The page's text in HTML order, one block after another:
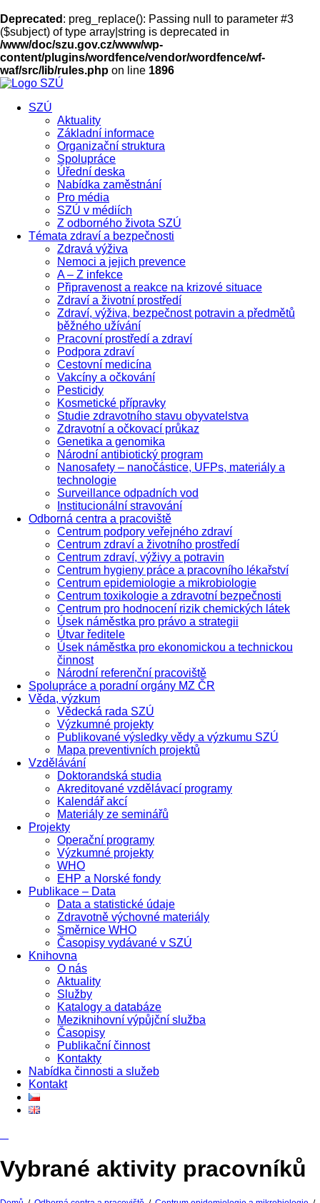
Deprecated : preg_replace(): Passing null to parameter #3
($subject) of type array|string is deprecated in
/www/doc/szu.gov.cz/www/wp-
content/plugins/wordfence/vendor/wordfence/wf-
waf/src/lib/rules.php on line 1896
SZÚ
Aktuality
Základní informace
Organizační struktura
Spolupráce
Úřední deska
Nabídka zaměstnání
Pro média
SZÚ v médiích
Z odborného života SZÚ
Témata zdraví a bezpečnosti
Zdravá výživa
Nemoci a jejich prevence
A – Z infekce
Připravenost a reakce na krizové situace
Zdraví a životní prostředí
Zdraví, výživa, bezpečnost potravin a předmětů
běžného užívání
Pracovní prostředí a zdraví
Podpora zdraví
Cestovní medicína
Vakcíny a očkování
Pesticidy
Kosmetické přípravky
Studie zdravotního stavu obyvatelstva
Zdravotní a očkovací průkaz
Genetika a genomika
Národní antibiotický program
Nanosafety – nanočástice, UFPs, materiály a
technologie
Surveillance odpadních vod
Institucionální stravování
Odborná centra a pracoviště
Centrum podpory veřejného zdraví
Centrum zdraví a životního prostředí
Centrum zdraví, výživy a potravin
Centrum hygieny práce a pracovního lékařství
Centrum epidemiologie a mikrobiologie
Centrum toxikologie a zdravotní bezpečnosti
Centrum pro hodnocení rizik chemických látek
Úsek náměstka pro právo a strategii
Útvar ředitele
Úsek náměstka pro ekonomickou a technickou
činnost
Národní referenční pracoviště
Spolupráce a poradní orgány MZ ČR
Věda, výzkum
Vědecká rada SZÚ
Výzkumné projekty
Publikované výsledky vědy a výzkumu SZÚ
Mapa preventivních projektů
Vzdělávání
Doktorandská studia
Akreditované vzdělávací programy
Kalendář akcí
Materiály ze seminářů
Projekty
Operační programy
Výzkumné projekty
WHO
EHP a Norské fondy
Publikace – Data
Data a statistické údaje
Zdravotně výchovné materiály
Směrnice WHO
Časopisy vydávané v SZÚ
Knihovna
O nás
Aktuality
Služby
Katalogy a databáze
Meziknihovní výpůjční služba
Časopisy
Publikační činnost
Kontakty
Nabídka činnosti a služeb
Kontakt
Vybrané aktivity pracovníků